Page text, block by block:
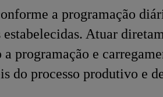
a programação
Atuar
programação e
do processo produtivo e